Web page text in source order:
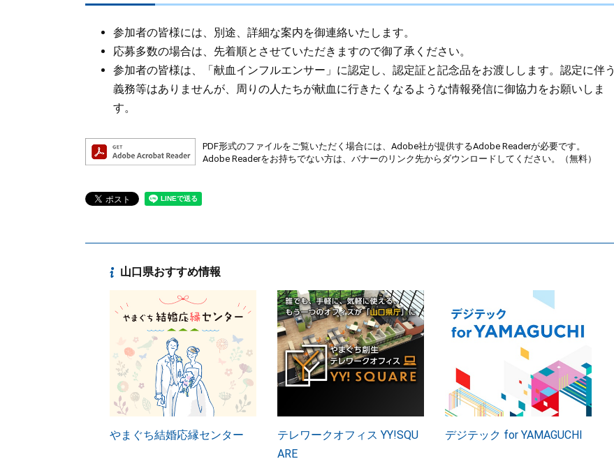
参加者の皆様には、別途、詳細な案内を御連絡いたします。
応募多数の場合は、先着順とさせていただきますので御了承ください。
参加者の皆様は、「献血インフルエンサー」に認定し、認定証と記念品をお渡しします。認定に伴う
義務等はありませんが、周りの人たちが献血に行きたくなるような情報発信に御協力をお願いしま
す。
PDF形式のファイルをご覧いただく場合には、Adobe社が提供するAdobe Readerが必要です。
Adobe Readerをお持ちでない方は、バナーのリンク先からダウンロードしてください。（無料）
山口県おすすめ情報
やまぐち結婚応縁センター
テレワークオフィス YY!SQU
ARE
デジテック for YAMAGUCHI